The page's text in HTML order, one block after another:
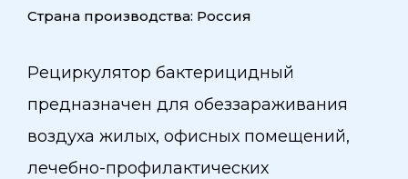
Страна производства: Россия
Рециркулятор бактерицидный
предназначен для обеззараживания
воздуха жилых, офисных помещений,
лечебно-профилактических